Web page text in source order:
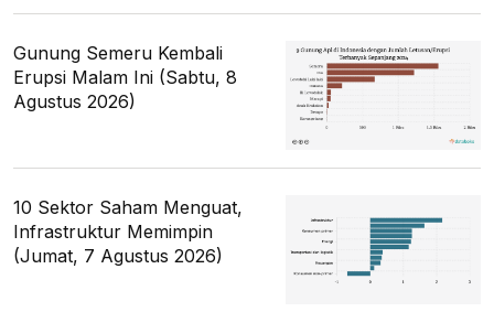
Gunung Semeru Kembali
Erupsi Malam Ini (Sabtu, 8
Agustus 2026)
10 Sektor Saham Menguat,
Infrastruktur Memimpin
(Jumat, 7 Agustus 2026)